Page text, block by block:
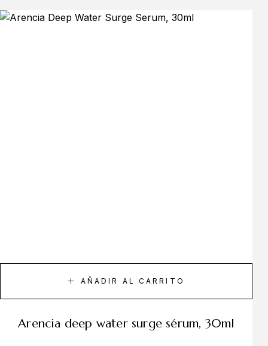
AÑADIR AL CARRITO
arencia deep water surge sérum, 30ml